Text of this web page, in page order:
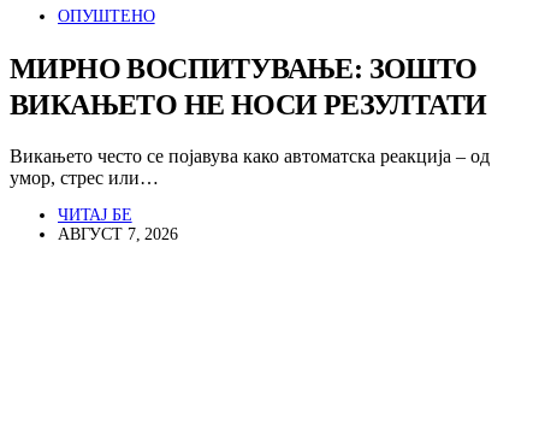
ОПУШТЕНО
МИРНО ВОСПИТУВАЊЕ: ЗОШТО
ВИКАЊЕТО НЕ НОСИ РЕЗУЛТАТИ
Викањето често се појавува како автоматска реакција – од
умор, стрес или…
ЧИТАЈ БЕ
АВГУСТ 7, 2026